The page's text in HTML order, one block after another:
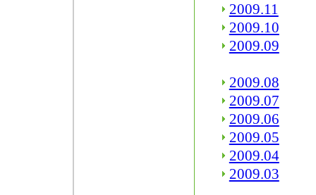
2009.11
2009.10
2009.09
2009.08
2009.07
2009.06
2009.05
2009.04
2009.03